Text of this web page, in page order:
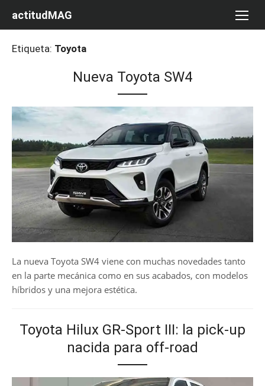
actitudMAG
Etiqueta: Toyota
Nueva Toyota SW4
La nueva Toyota SW4 viene con muchas novedades tanto
en la parte mecánica como en sus acabados, con modelos
híbridos y una mejora estética.
Toyota Hilux GR-Sport III: la pick-up
nacida para off-road